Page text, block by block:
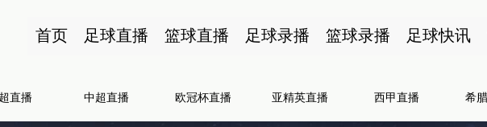
首页 足球直播 篮球直播 足球录播 篮球录播 足球快讯
直播 中超直播 欧冠杯直播 亚精英直播 西甲直播 希